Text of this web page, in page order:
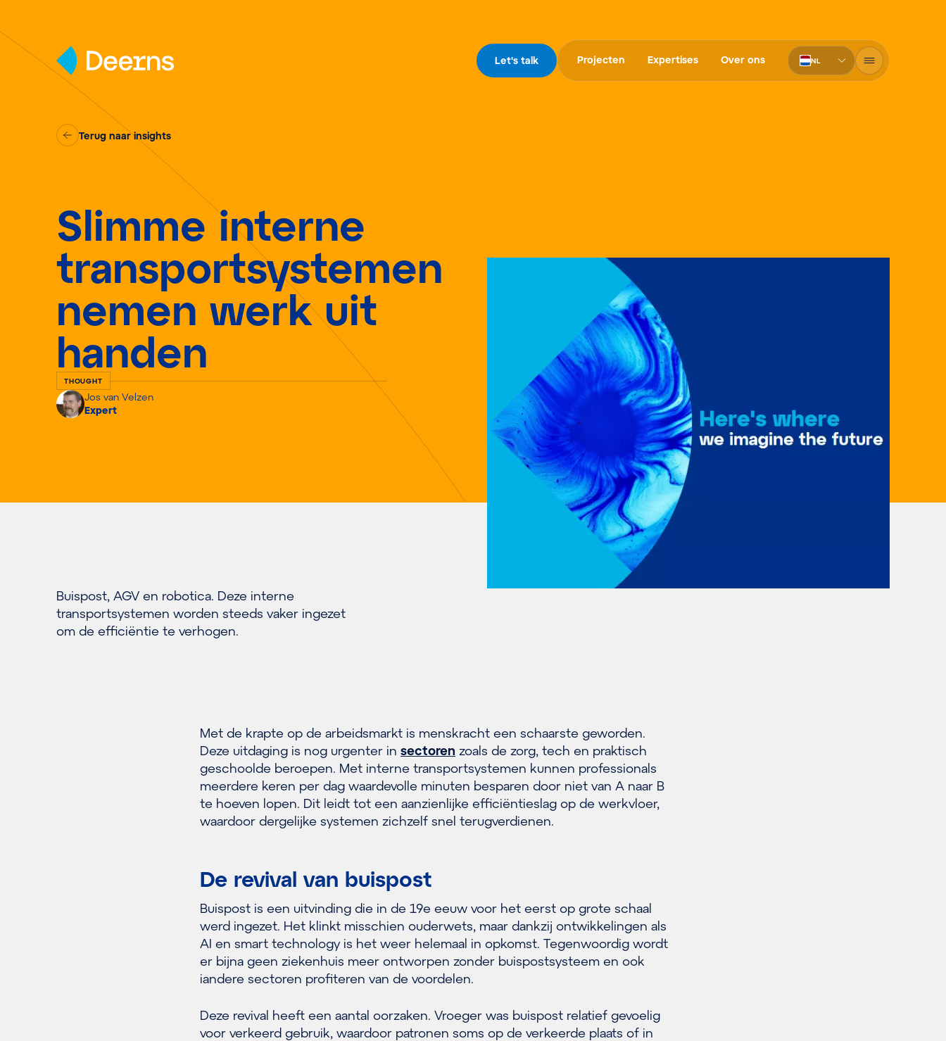
Let's talk Projecten Expertises Over ons NL
Terug naar insights
Slimme interne
transportsystemen
nemen werk uit
handen
THOUGHT
Jos van Velzen
Expert
Buispost, AGV en robotica. Deze interne
transportsystemen worden steeds vaker ingezet
om de efficiëntie te verhogen.
Met de krapte op de arbeidsmarkt is menskracht een schaarste geworden.
Deze uitdaging is nog urgenter in sectoren zoals de zorg, tech en praktisch
geschoolde beroepen. Met interne transportsystemen kunnen professionals
meerdere keren per dag waardevolle minuten besparen door niet van A naar B
te hoeven lopen. Dit leidt tot een aanzienlijke efficiëntieslag op de werkvloer,
waardoor dergelijke systemen zichzelf snel terugverdienen.
De revival van buispost
Buispost is een uitvinding die in de 19e eeuw voor het eerst op grote schaal
werd ingezet. Het klinkt misschien ouderwets, maar dankzij ontwikkelingen als
AI en smart technology is het weer helemaal in opkomst. Tegenwoordig wordt
er bijna geen ziekenhuis meer ontworpen zonder buispostsysteem en ook
iandere sectoren profiteren van de voordelen.
Deze revival heeft een aantal oorzaken. Vroeger was buispost relatief gevoelig
voor verkeerd gebruik, waardoor patronen soms op de verkeerde plaats of in